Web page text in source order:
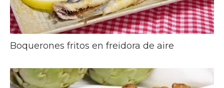
Boquerones fritos en freidora de aire